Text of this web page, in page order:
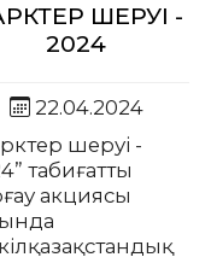
ШЕРУІ -
2024
22.04.2024
шеруі -
табиғатты
акциясы